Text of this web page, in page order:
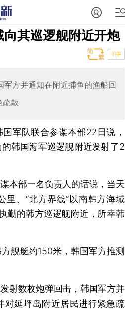
其巡逻舰附近开炮
T中
方并通知在附近捕鱼的渔船回
疏散
队联合参谋本部22日说，
韩国海军巡逻舰附近发射了2
部一名负责人的话说，当天
里、“北方界线”以南韩方海域
勤的韩方巡逻舰附近，所幸韩
艇约150米，韩国军方推测
数枚炮弹回击，韩国军方并
对延坪岛附近居民进行紧急疏